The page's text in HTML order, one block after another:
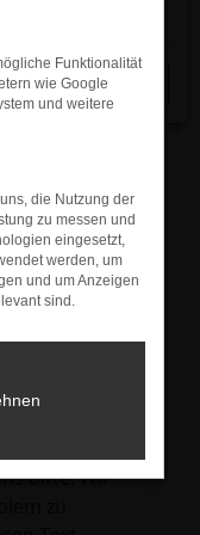
privaten
beheben.
und dein
Stand
nur ein
nicht
Schritte
bitte. Wir
Funktionalität
wie Google
und weitere
die Nutzung der
zu messen und
eingesetzt,
werden, um
und um Anzeigen
sind.
Schließen